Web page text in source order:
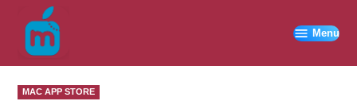
contenuto
Menu
PUBBLICATO
IN
MAC APP STORE